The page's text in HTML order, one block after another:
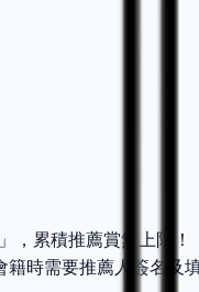
，累積推薦賞無上限
時需要推薦人簽名及